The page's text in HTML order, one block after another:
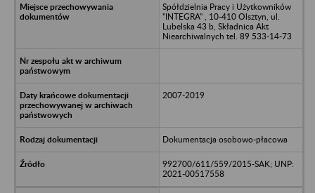
Spółdzielnia Pracy i Użytkowników
"INTEGRA" , 10-410 Olsztyn, ul.
Lubelska 43 b, Składnica Akt
Niearchiwalnych tel. 89 533-14-73
2007-2019
Dokumentacja osobowo-płacowa
992700/611/559/2015-SAK; UNP:
2021-00517558